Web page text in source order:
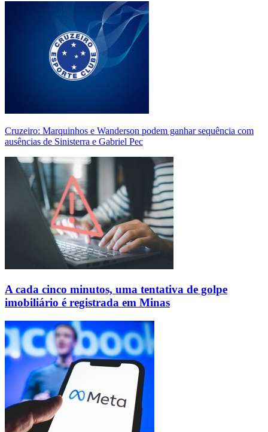
Cruzeiro: Marquinhos e Wanderson podem ganhar sequência com
ausências de Sinisterra e Gabriel Pec
A cada cinco minutos, uma tentativa de golpe
imobiliário é registrada em Minas